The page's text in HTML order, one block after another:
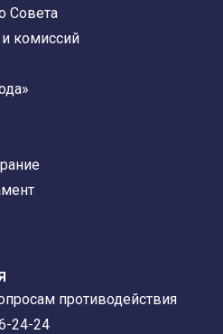
Совета
комиссий
противодействия
24-24